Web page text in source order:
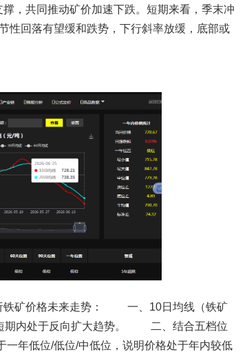
，共同推动矿价加速下跌。短期来看，季末冲
性回落有望缓和跌势，下行斜率放缓，底部或
铁矿价格未来走势： 一、10日均线（铁矿
期内处于反向扩大趋势。 二、结合五档位
年低位/低位/中低位，说明价格处于年内较低